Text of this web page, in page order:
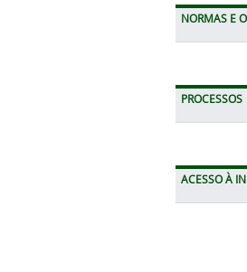
NORMAS E
PROCESSOS
ACESSO À